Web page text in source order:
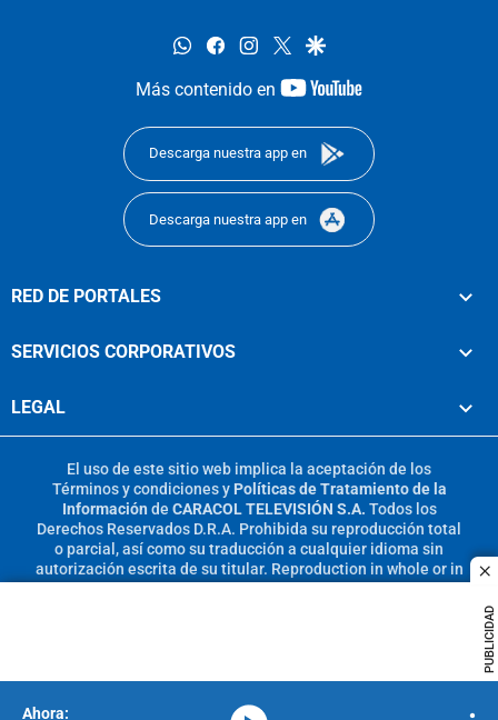
PUBLICIDAD
whatsappfacebookinstagram
twittergoogle
Más contenido en
youtube-
Descarga nuestra app en
Descarga nuestra app en
RED DE PORTALES
SERVICIOS CORPORATIVOS
LEGAL
El uso de este sitio web implica la aceptación de los
Términos y condicionesy Políticas de Tratamiento de la
Información de CARACOL TELEVISIÓN S.A. Todos los
Derechos Reservados D.R.A. Prohibida su reproducción total
o parcial, así como su traducción a cualquier idioma sin
autorización escrita de su titular. Reproduction in whole or in